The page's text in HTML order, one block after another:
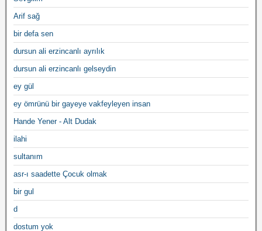
Arif sağ
bir defa sen
dursun ali erzincanlı ayrılık
dursun ali erzincanlı gelseydin
ey gül
ey ömrünü bir gayeye vakfeyleyen insan
Hande Yener - Alt Dudak
ilahi
sultanım
asr-ı saadette Çocuk olmak
bir gul
d
dostum yok